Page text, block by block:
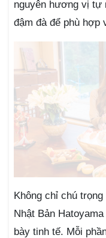
nguyên hương vị tự
đậm đà để phù hợp
Không chỉ chú
Nhật Bản
bày tinh tế. Mỗi